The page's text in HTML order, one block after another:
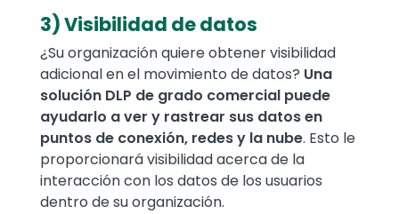
3) Visibilidad de datos
¿Su organización quiere obtener visibilidad
adicional en el movimiento de datos? Una
solución DLP de grado comercial puede
ayudarlo a ver y rastrear sus datos en
puntos de conexión, redes y la nube. Esto le
proporcionará visibilidad acerca de la
interacción con los datos de los usuarios
dentro de su organización.